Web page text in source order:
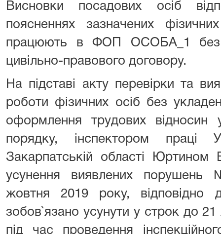
Висновки посадових осіб
поясненнях зазначених
працюють в ФОП ОСОБА_1 без
цивільно-правового договору.
На підставі акту перевірки та
роботи фізичних осіб без
оформлення трудових відносин
порядку, інспектором праці
Закарпатській області
усунення виявлених
жовтня 2019 року,
зобов`язано усунути у строк до
під час проведення